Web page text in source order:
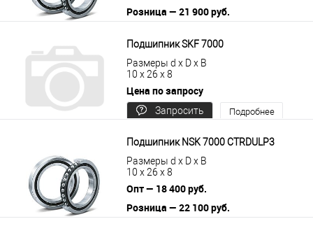
Розница — 21 900 руб.
Подшипник SKF 7000
Размеры d x D x B
10 x 26 x 8
Цена по запросу
Запросить
Подробнее
Подшипник NSK 7000 CTRDULP3
Размеры d x D x B
10 x 26 x 8
Опт — 18 400 руб.
Розница — 22 100 руб.